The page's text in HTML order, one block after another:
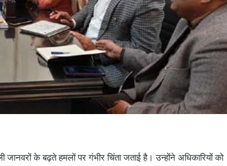
के बढ़ते हमलों पर गंभीर चिंता जताई है। उन्होंने अधिकारियों को